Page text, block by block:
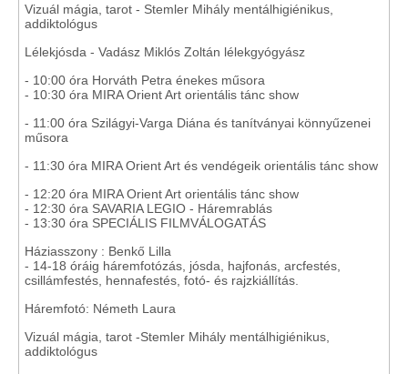
Vizuál mágia, tarot - Stemler Mihály mentálhigiénikus,
addiktológus
Lélekjósda - Vadász Miklós Zoltán lélekgyógyász
- 10:00 óra Horváth Petra énekes műsora
- 10:30 óra MIRA Orient Art orientális tánc show
- 11:00 óra Szilágyi-Varga Diána és tanítványai könnyűzenei
műsora
- 11:30 óra MIRA Orient Art és vendégeik orientális tánc show
- 12:20 óra MIRA Orient Art orientális tánc show
- 12:30 óra SAVARIA LEGIO - Háremrablás
- 13:30 óra SPECIÁLIS FILMVÁLOGATÁS
Háziasszony : Benkő Lilla
- 14-18 óráig háremfotózás, jósda, hajfonás, arcfestés,
csillámfestés, hennafestés, fotó- és rajzkiállítás.
Háremfotó: Németh Laura
Vizuál mágia, tarot -Stemler Mihály mentálhigiénikus,
addiktológus